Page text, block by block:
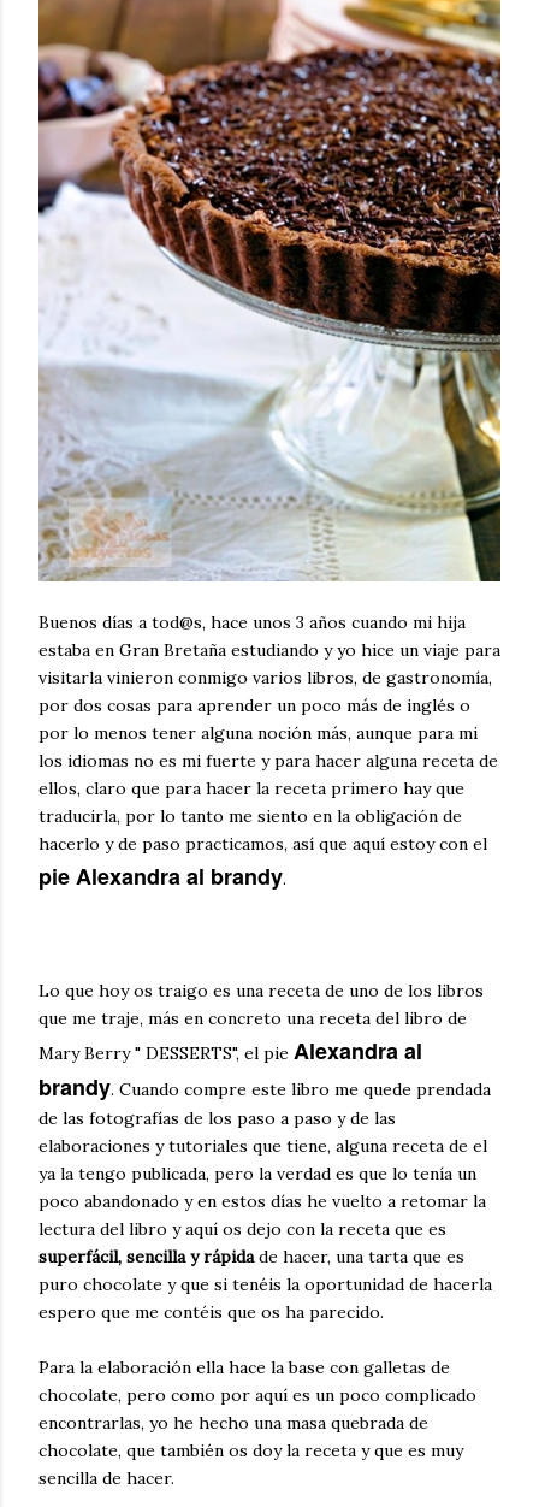
dorado, cargado de proteína y 100% natural. Es el
sustituto perfecto a los frutos se...
Buenos días a tod@s, hace unos 3 años cuando mi hija
estaba en Gran Bretaña estudiando y yo hice un viaje para
visitarla vinieron conmigo varios libros, de gastronomía,
por dos cosas para aprender un poco más de inglés o
por lo menos tener alguna noción más, aunque para mi
los idiomas no es mi fuerte y para hacer alguna receta de
ellos, claro que para hacer la receta primero hay que
traducirla, por lo tanto me siento en la obligación de
hacerlo y de paso practicamos, así que aquí estoy con el
pie Alexandra al brandy.
Lo que hoy os traigo es una receta de uno de los libros
que me traje, más en concreto una receta del libro de
Mary Berry " DESSERTS", el pie Alexandra al
brandy. Cuando compre este libro me quede prendada
de las fotografías de los paso a paso y de las
elaboraciones y tutoriales que tiene, alguna receta de el
ya la tengo publicada, pero la verdad es que lo tenía un
poco abandonado y en estos días he vuelto a retomar la
lectura del libro y aquí os dejo con la receta que es
superfácil, sencilla y rápidade hacer, una tarta que es
puro chocolate y que si tenéis la oportunidad de hacerla
espero que me contéis que os ha parecido.
Para la elaboración ella hace la base con galletas de
chocolate, pero como por aquí es un poco complicado
encontrarlas, yo he hecho una masa quebrada de
chocolate, que también os doy la receta y que es muy
sencilla de hacer.